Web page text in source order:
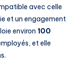
avec celle
et un engagement
environ 100
et elle